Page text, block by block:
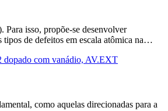
Para isso, propõe-se desenvolver
tipos de defeitos em escala atômica na…
dopado com vanádio, AV.EXT
como aquelas direcionadas para a